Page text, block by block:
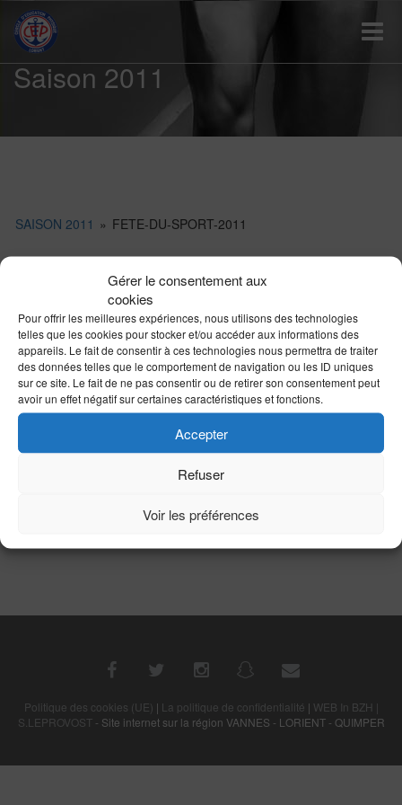
Gérer le consentement aux
cookies
Pour offrir les meilleures expériences, nous utilisons des technologies
telles que les cookies pour stocker et/ou accéder aux informations des
appareils. Le fait de consentir à ces technologies nous permettra de traiter
des données telles que le comportement de navigation ou les ID uniques
sur ce site. Le fait de ne pas consentir ou de retirer son consentement peut
avoir un effet négatif sur certaines caractéristiques et fonctions.
Accepter
Refuser
Voir les préférences
Saison 2011
SAISON 2011 » FETE-DU-SPORT-2011
[MONTRER SOUS FORME DE DIAPORAMA]
Politique des cookies (UE) | La politique de confidentialité | WEB In BZH |
S.LEPROVOST- Site internet sur la région VANNES - LORIENT - QUIMPER